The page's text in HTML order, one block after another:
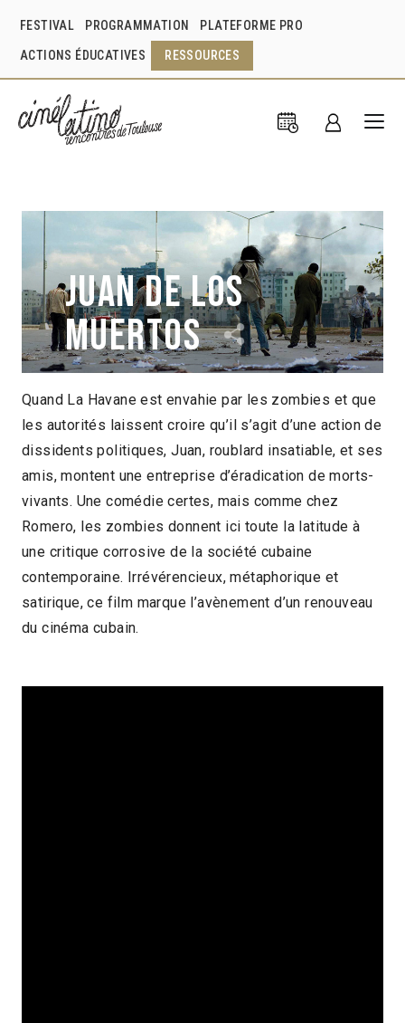
FESTIVAL PROGRAMMATION PLATEFORME PRO
ACTIONS ÉDUCATIVES RESSOURCES
Juan de los
muertos
Alejandro Brugués Espagne 2011
1h34
2019 > Renouveau du cinéma cubain
2019 > Séances spéciales
Quand La Havane est envahie par les zombies et que
les autorités laissent croire qu’il s’agit d’une action de
dissidents politiques, Juan, roublard insatiable, et ses
amis, montent une entreprise d’éradication de morts-
vivants. Une comédie certes, mais comme chez
Romero, les zombies donnent ici toute la latitude à
une critique corrosive de la société cubaine
contemporaine. Irrévérencieux, métaphorique et
satirique, ce film marque l’avènement d’un renouveau
du cinéma cubain.